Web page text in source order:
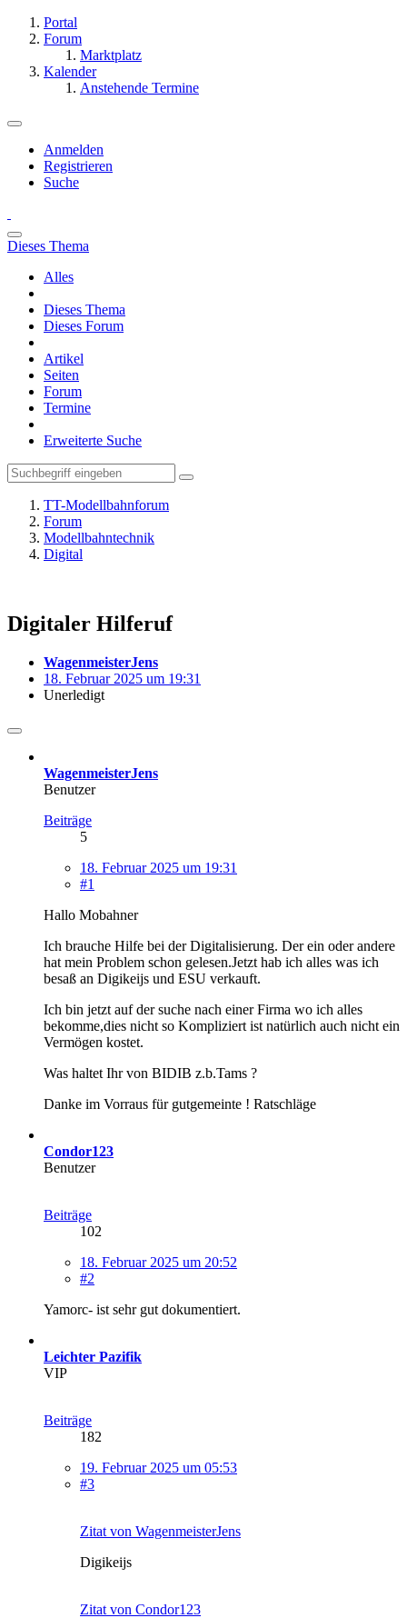
Portal
Forum
Marktplatz
Kalender
Anstehende Termine
Anmelden
Registrieren
Suche
Dieses Thema
Alles
Dieses Thema
Dieses Forum
Artikel
Seiten
Forum
Termine
Erweiterte Suche
TT-Modellbahnforum
Forum
Modellbahntechnik
Digital
Digitaler Hilferuf
WagenmeisterJens
18. Februar 2025 um 19:31
Unerledigt
WagenmeisterJens
Benutzer
Beiträge
5
18. Februar 2025 um 19:31
#1
Hallo Mobahner
Ich brauche Hilfe bei der Digitalisierung. Der ein oder andere
hat mein Problem schon gelesen.Jetzt hab ich alles was ich
besaß an Digikeijs und ESU verkauft.
Ich bin jetzt auf der suche nach einer Firma wo ich alles
bekomme,dies nicht so Kompliziert ist natürlich auch nicht ein
Vermögen kostet.
Was haltet Ihr von BIDIB z.b.Tams ?
Danke im Vorraus für gutgemeinte ! Ratschläge
Condor123
Benutzer
Beiträge
102
18. Februar 2025 um 20:52
#2
Yamorc- ist sehr gut dokumentiert.
Leichter Pazifik
VIP
Beiträge
182
19. Februar 2025 um 05:53
#3
Zitat von WagenmeisterJens
Digikeijs
Zitat von Condor123